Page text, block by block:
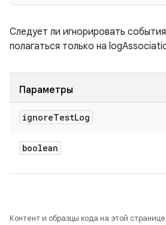
Следует ли игнорировать
полагаться только на
Параметры
ignoreTestLog
boolean
Контент и образцы кода на этой